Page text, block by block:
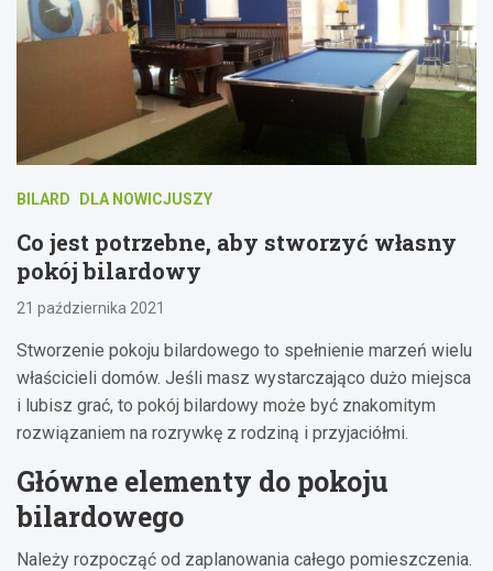
BILARD DLA NOWICJUSZY
Co jest potrzebne, aby stworzyć własny
pokój bilardowy
21 października 2021
Stworzenie pokoju bilardowego to spełnienie marzeń wielu
właścicieli domów. Jeśli masz wystarczająco dużo miejsca
i lubisz grać, to pokój bilardowy może być znakomitym
rozwiązaniem na rozrywkę z rodziną i przyjaciółmi.
Główne elementy do pokoju
bilardowego
Należy rozpocząć od zaplanowania całego pomieszczenia.